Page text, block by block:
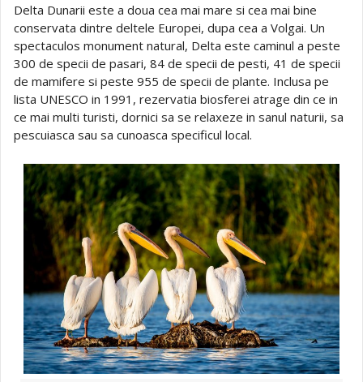
Delta Dunarii este a doua cea mai mare si cea mai bine
conservata dintre deltele Europei, dupa cea a Volgai. Un
spectaculos monument natural, Delta este caminul a peste
300 de specii de pasari, 84 de specii de pesti, 41 de specii
de mamifere si peste 955 de specii de plante. Inclusa pe
lista UNESCO in 1991, rezervatia biosferei atrage din ce in
ce mai multi turisti, dornici sa se relaxeze in sanul naturii, sa
pescuiasca sau sa cunoasca specificul local.